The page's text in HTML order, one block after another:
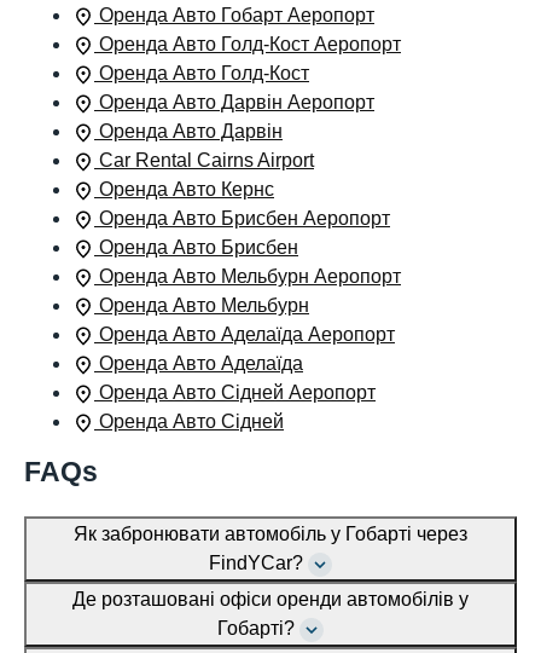
Оренда Авто Гобарт Аеропорт
Оренда Авто Голд-Кост Аеропорт
Оренда Авто Голд-Кост
Оренда Авто Дарвін Аеропорт
Оренда Авто Дарвін
Car Rental Cairns Airport
Оренда Авто Кернс
Оренда Авто Брисбен Аеропорт
Оренда Авто Брисбен
Оренда Авто Мельбурн Аеропорт
Оренда Авто Мельбурн
Оренда Авто Аделаїда Аеропорт
Оренда Авто Аделаїда
Оренда Авто Сідней Аеропорт
Оренда Авто Сідней
FAQs
Як забронювати автомобіль у Гобарті через
FindYCar?
Де розташовані офіси оренди автомобілів у
Гобарті?